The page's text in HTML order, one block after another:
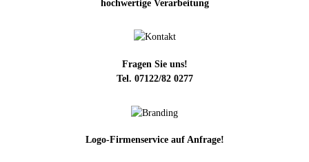
hochwertige Verarbeitung
Fragen Sie uns!
Tel. 07122/82 0277
Logo-Firmenservice auf Anfrage!